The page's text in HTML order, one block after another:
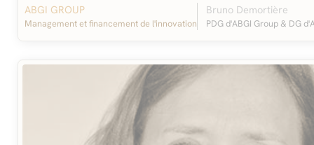
ABGI GROUP
Management et financement de l'innovation
Bruno Demortière
PDG d'ABGI Group & DG